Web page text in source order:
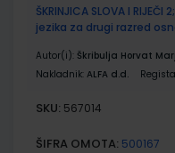
ŠKRINJICA SLOVA I
jezika za drugi razred
Autor(i): Škribulja Horvat
Nakladnik: ALFA d.d.
SKU: 567014
ŠIFRA OMOTA: 500167